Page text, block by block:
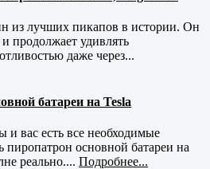
из лучших пикапов в истории. Он
продолжает удивлять
даже через...
батареи на Tesla
и вас есть все необходимые
пиропатрон основной батареи на
реально.... Подробнее...